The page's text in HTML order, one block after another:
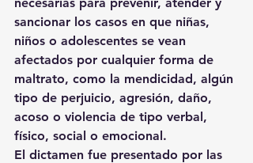
sancionar los casos en que niñas,
niños o adolescentes se vean
afectados por cualquier forma de
maltrato, como la mendicidad, algún
tipo de perjuicio, agresión, daño,
acoso o violencia de tipo verbal,
físico, social o emocional.
El dictamen fue presentado por las